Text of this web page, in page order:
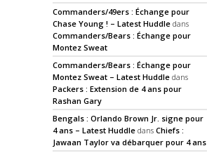
Commanders/49ers : Échange pour
Chase Young ! – Latest Huddle dans
Commanders/Bears : Échange pour
Montez Sweat
Commanders/Bears : Échange pour
Montez Sweat – Latest Huddle dans
Packers : Extension de 4 ans pour
Rashan Gary
Bengals : Orlando Brown Jr. signe pour
4 ans – Latest Huddle dansChiefs :
Jawaan Taylor va débarquer pour 4 ans